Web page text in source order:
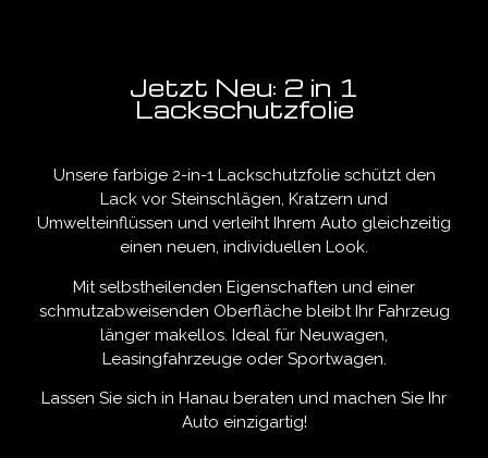
Jetzt Neu: 2 in 1
Lackschutzfolie
Unsere farbige 2-in-1 Lackschutzfolie schützt den
Lack vor Steinschlägen, Kratzern und
Umwelteinflüssen und verleiht Ihrem Auto gleichzeitig
einen neuen, individuellen Look.
Mit selbstheilenden Eigenschaften und einer
schmutzabweisenden Oberfläche bleibt Ihr Fahrzeug
länger makellos. Ideal für Neuwagen,
Leasingfahrzeuge oder Sportwagen.
Lassen Sie sich in Hanau beraten und machen Sie Ihr
Auto einzigartig!